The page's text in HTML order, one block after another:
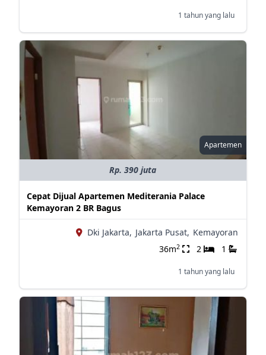
1 tahun yang lalu
Apartemen
Rp. 390 juta
Cepat Dijual Apartemen Mediterania Palace
Kemayoran 2 BR Bagus
Dki Jakarta, Jakarta Pusat, Kemayoran
36m2 2 1
1 tahun yang lalu